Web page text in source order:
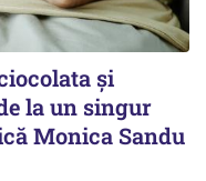
și
la un singur
Monica Sandu